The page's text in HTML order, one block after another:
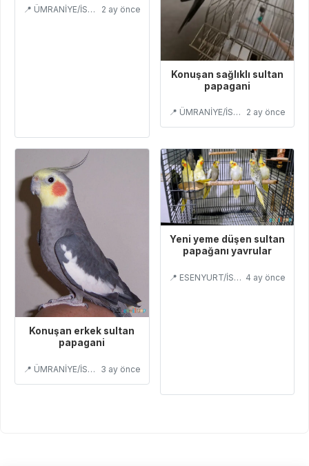
📍 ÜMRANİYE/İSTANBUL 2 ay önce
Konuşan sağlıklı sultan
papagani
📍 ÜMRANİYE/İSTANBUL 2 ay önce
Konuşan erkek sultan
papagani
📍 ÜMRANİYE/İSTANBUL 3 ay önce
Yeni yeme düşen sultan
papağanı yavrular
📍 ESENYURT/İSTANBUL 4 ay önce